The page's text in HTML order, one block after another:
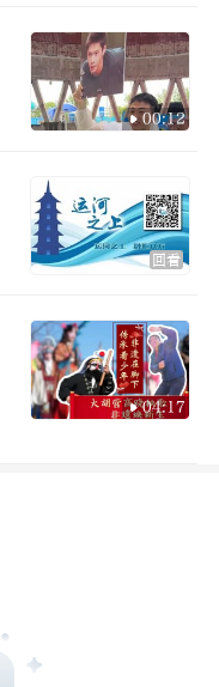
00:12
回看
04:17